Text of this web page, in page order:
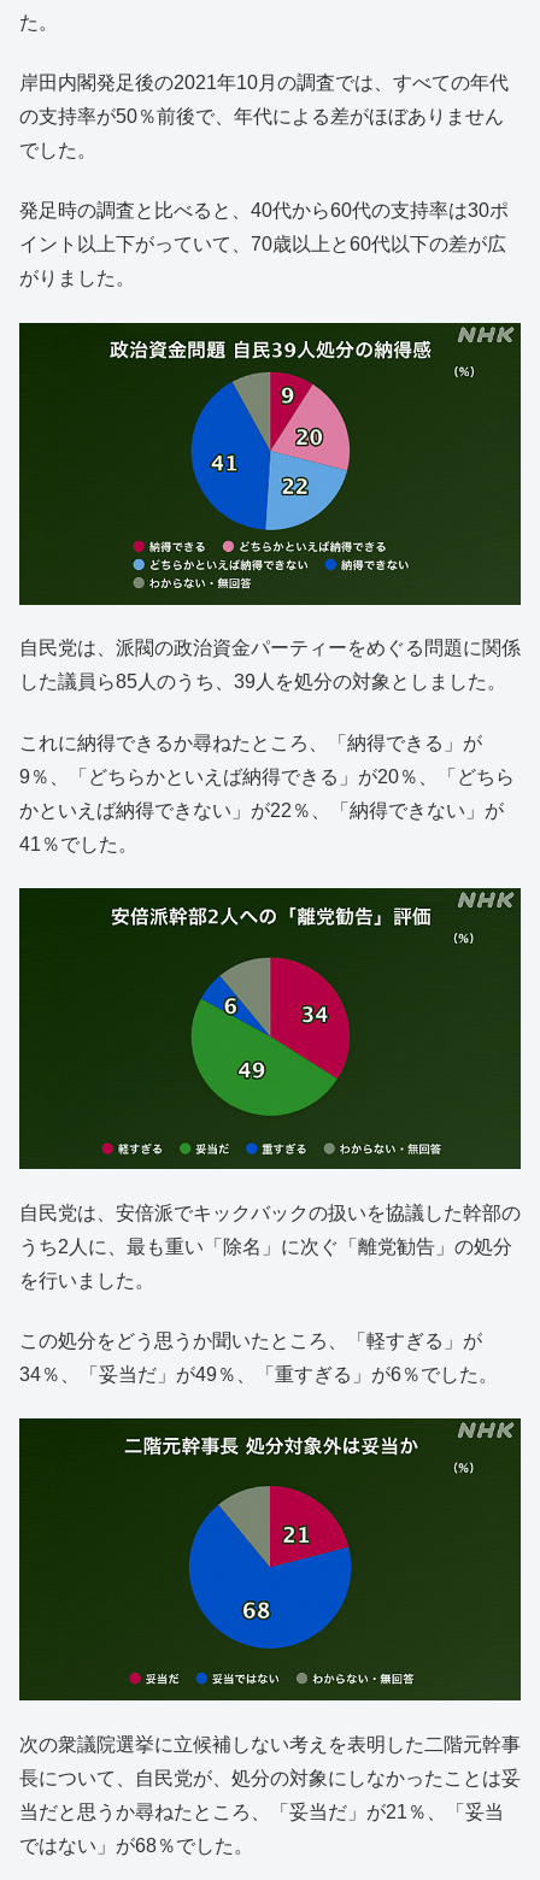
た。
岸田内閣発足後の2021年10月の調査では、すべての年代
の支持率が50％前後で、年代による差がほぼありません
でした。
発足時の調査と比べると、40代から60代の支持率は30ポ
イント以上下がっていて、70歳以上と60代以下の差が広
がりました。
自民党は、派閥の政治資金パーティーをめぐる問題に関係
した議員ら85人のうち、39人を処分の対象としました。
これに納得できるか尋ねたところ、「納得できる」が
9％、「どちらかといえば納得できる」が20％、「どちら
かといえば納得できない」が22％、「納得できない」が
41％でした。
自民党は、安倍派でキックバックの扱いを協議した幹部の
うち2人に、最も重い「除名」に次ぐ「離党勧告」の処分
を行いました。
この処分をどう思うか聞いたところ、「軽すぎる」が
34％、「妥当だ」が49％、「重すぎる」が6％でした。
次の衆議院選挙に立候補しない考えを表明した二階元幹事
長について、自民党が、処分の対象にしなかったことは妥
当だと思うか尋ねたところ、「妥当だ」が21％、「妥当
ではない」が68％でした。